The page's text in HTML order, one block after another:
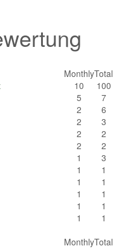
MonthlyTotal
10
100
5
7
2
6
2
3
2
2
2
2
1
3
1
1
1
1
1
1
1
1
1
1
MonthlyTotal